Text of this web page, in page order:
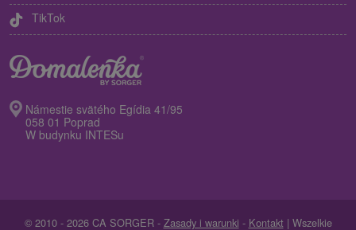
TikTok
Námestie svätého Egídia 41/95
058 01 Poprad
W budynku INTESu
© 2010 - 2026 CA SORGER - Zasady i warunki - Kontakt | Wszelkie